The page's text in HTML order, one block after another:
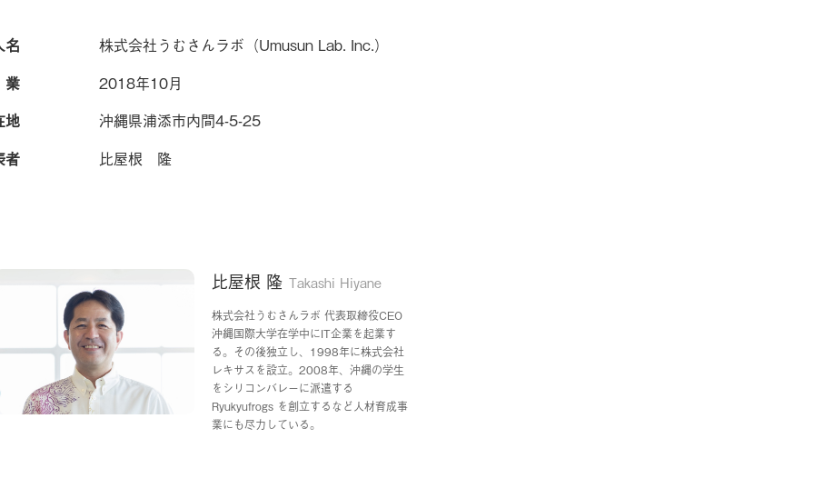
名
株式会社うむさんラボ（Umusun Lab. Inc.）
2018年10月
地
沖縄県浦添市内間4-5-25
者
比屋根 隆
比屋根 隆 Takashi Hiyane
株式会社うむさんラボ 代表取締役CEO
沖縄国際大学在学中にIT企業を起業す
る。その後独立し、1998年に株式会社
レキサスを設立。2008年、沖縄の学生
をシリコンバレーに派遣する
Ryukyufrogs を創立するなど人材育成事
業にも尽力している。